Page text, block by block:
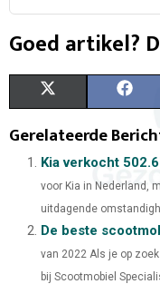
Goed artikel?
T
W
I
T
C
E
O
Gerelateerde
Kia verkocht
voor Kia in Nederland,
uitdagende
De beste
van 2022 Als je op
bij Scootmobiel